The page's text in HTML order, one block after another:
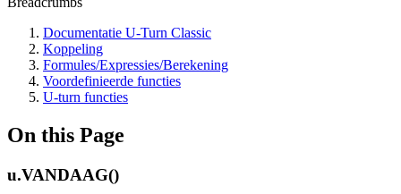
Documentatie U-Turn Classic
Koppeling
Formules/Expressies/Berekening
Voordefinieerde functies
U-turn functies
On this Page
u.VANDAAG()